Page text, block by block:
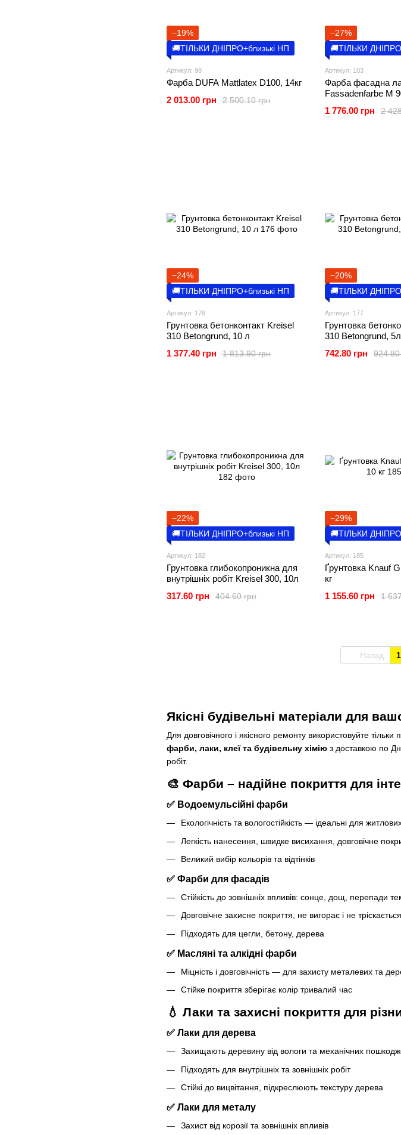
Якісні будівельні матеріали для
Для довговічного і якісного ремонту використовуйте
фарби, лаки, клеї та будівельну хімію з доставкою по
робіт.
🎨 Фарби – надійне покриття для
✅ Водоемульсійні фарби
Екологічність та вологостійкість — ідеальні для
Легкість нанесення, швидке висихання, довговічне
Великий вибір кольорів та відтінків
✅ Фарби для фасадів
Стійкість до зовнішніх впливів: сонце, дощ, перепади
Довговічне захисне покриття, не вигорає і не тріскається
Підходять для цегли, бетону, дерева
✅ Масляні та алкідні фарби
Міцність і довговічність — для захисту металевих та
Стійке покриття зберігає колір тривалий час
💧 Лаки та захисні покриття для
✅ Лаки для дерева
Захищають деревину від вологи та механічних
Підходять для внутрішніх та зовнішніх робіт
Стійкі до вицвітання, підкреслюють текстуру дерева
✅ Лаки для металу
Захист від корозії та зовнішніх впливів
−19%
🚚ТІЛЬКИ ДНІПРО+близькі НП
Артикул: 98
Фарба DUFA Mattlatex D100, 14кг
2 500.10 грн
2 013.00 грн
−27%
🚚ТІЛЬКИ
Артикул: 103
Фарба фасадна
Fassadenfarbe M
2
1 776.00 грн
−24%
🚚ТІЛЬКИ ДНІПРО+близькі НП
Артикул: 176
Грунтовка бетонконтакт Kreisel
310 Betongrund, 10 л
1 813.90 грн
1 377.40 грн
−20%
🚚ТІЛЬКИ
Артикул: 177
Грунтовка
310 Betongrund, 5л
924.80
742.80 грн
−22%
🚚ТІЛЬКИ ДНІПРО+близькі НП
Артикул: 182
Грунтовка глибокопроникна для
внутрішніх робіт Kreisel 300, 10л
404.60 грн
317.60 грн
−29%
🚚ТІЛЬКИ
Артикул: 185
Ґрунтовка Knauf
кг
1
1 155.60 грн
Назад 1